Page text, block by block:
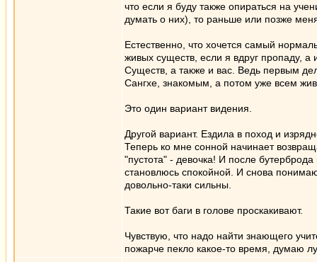
что если я буду также опираться на
думать о них), то раньше или позже
Естественно, что хочется самый
живых существ, если я вдруг пропаду,
Существ, а также и вас. Ведь первым
Сангхе, знакомым, а потом уже всем
Это один вариант видения.
Другой вариант. Ездила в поход и
Теперь ко мне сонной начинает
"пустота" - девочка! И после
становлюсь спокойной. И снова
довольно-таки сильны.
Такие вот баги в голове проскакивают.
Чувствую, что надо найти знающего
пожарче пекло какое-то время, думаю